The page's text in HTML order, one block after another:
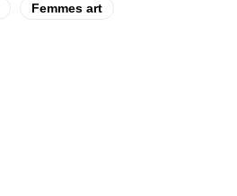
Femmes art